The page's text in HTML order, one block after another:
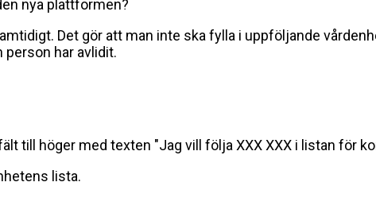
nya plattformen?
Det gör att man inte ska fylla i uppföljande
har avlidit.
till höger med texten "Jag vill följa XXX XXX i listan för
lista.